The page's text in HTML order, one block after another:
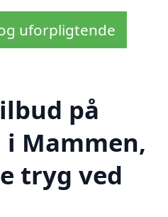
uforpligtende
på
Mammen,
tryg ved